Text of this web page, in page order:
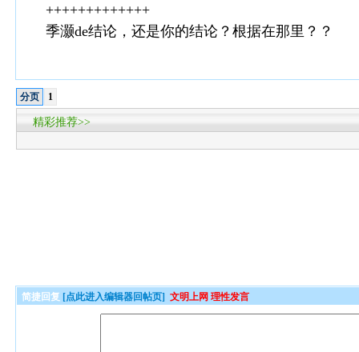
+++++++++++++
季灏de结论，还是你的结论？根据在那里？？
分页 1
精彩推荐>>
简捷回复 [点此进入编辑器回帖页] 文明上网 理性发言